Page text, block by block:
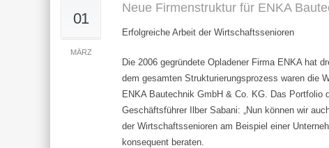
01
MÄRZ
Neue Firmenstruktur für ENKA
Erfolgreiche Arbeit der Wirtschaftssenioren
Die 2006 gegründete Opladener Firma ENKA hat
dem gesamten Strukturierungsprozess waren die
ENKA Bautechnik GmbH & Co. KG. Das Portfolio
Geschäftsführer Ilber Sabani: „Nun können wir
der Wirtschaftssenioren am Beispiel einer
konsequent beraten.